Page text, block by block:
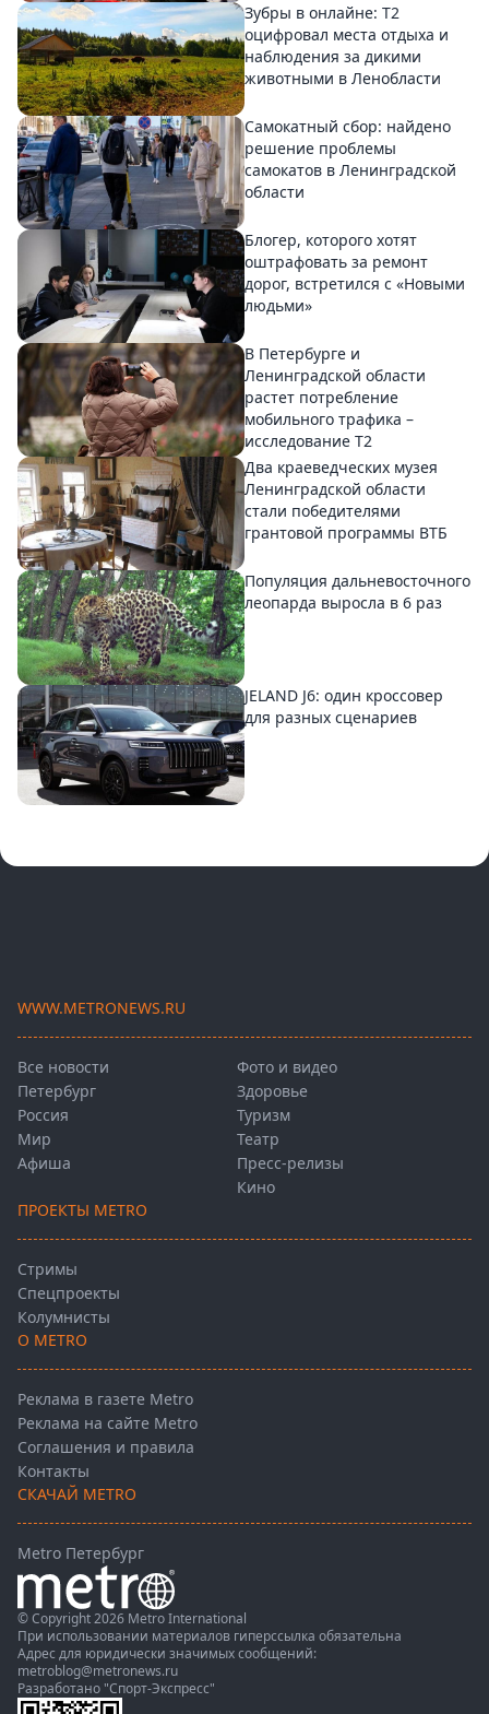
Зубры в онлайне: Т2
оцифровал места отдыха и
наблюдения за дикими
животными в Ленобласти
Самокатный сбор: найдено
решение проблемы
самокатов в Ленинградской
области
Блогер, которого хотят
оштрафовать за ремонт
дорог, встретился с «Новыми
людьми»
В Петербурге и
Ленинградской области
растет потребление
мобильного трафика –
исследование T2
Два краеведческих музея
Ленинградской области
стали победителями
грантовой программы ВТБ
Популяция дальневосточного
леопарда выросла в 6 раз
JELAND J6: один кроссовер
для разных сценариев
WWW.METRONEWS.RU
Все новости
Петербург
Россия
Мир
Афиша
Фото и видео
Здоровье
Туризм
Театр
Пресс-релизы
Кино
ПРОЕКТЫ METRO
Стримы
Спецпроекты
Колумнисты
О METRO
Реклама в газете Metro
Реклама на сайте Metro
Соглашения и правила
Контакты
СКАЧАЙ METRO
Metro Петербург
© Copyright 2026 Metro International
При использовании материалов гиперссылка обязательна
Адрес для юридически значимых сообщений:
metroblog@metronews.ru
Разработано "Спорт-Экспресс"